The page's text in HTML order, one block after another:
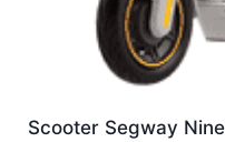
Scooter Segway